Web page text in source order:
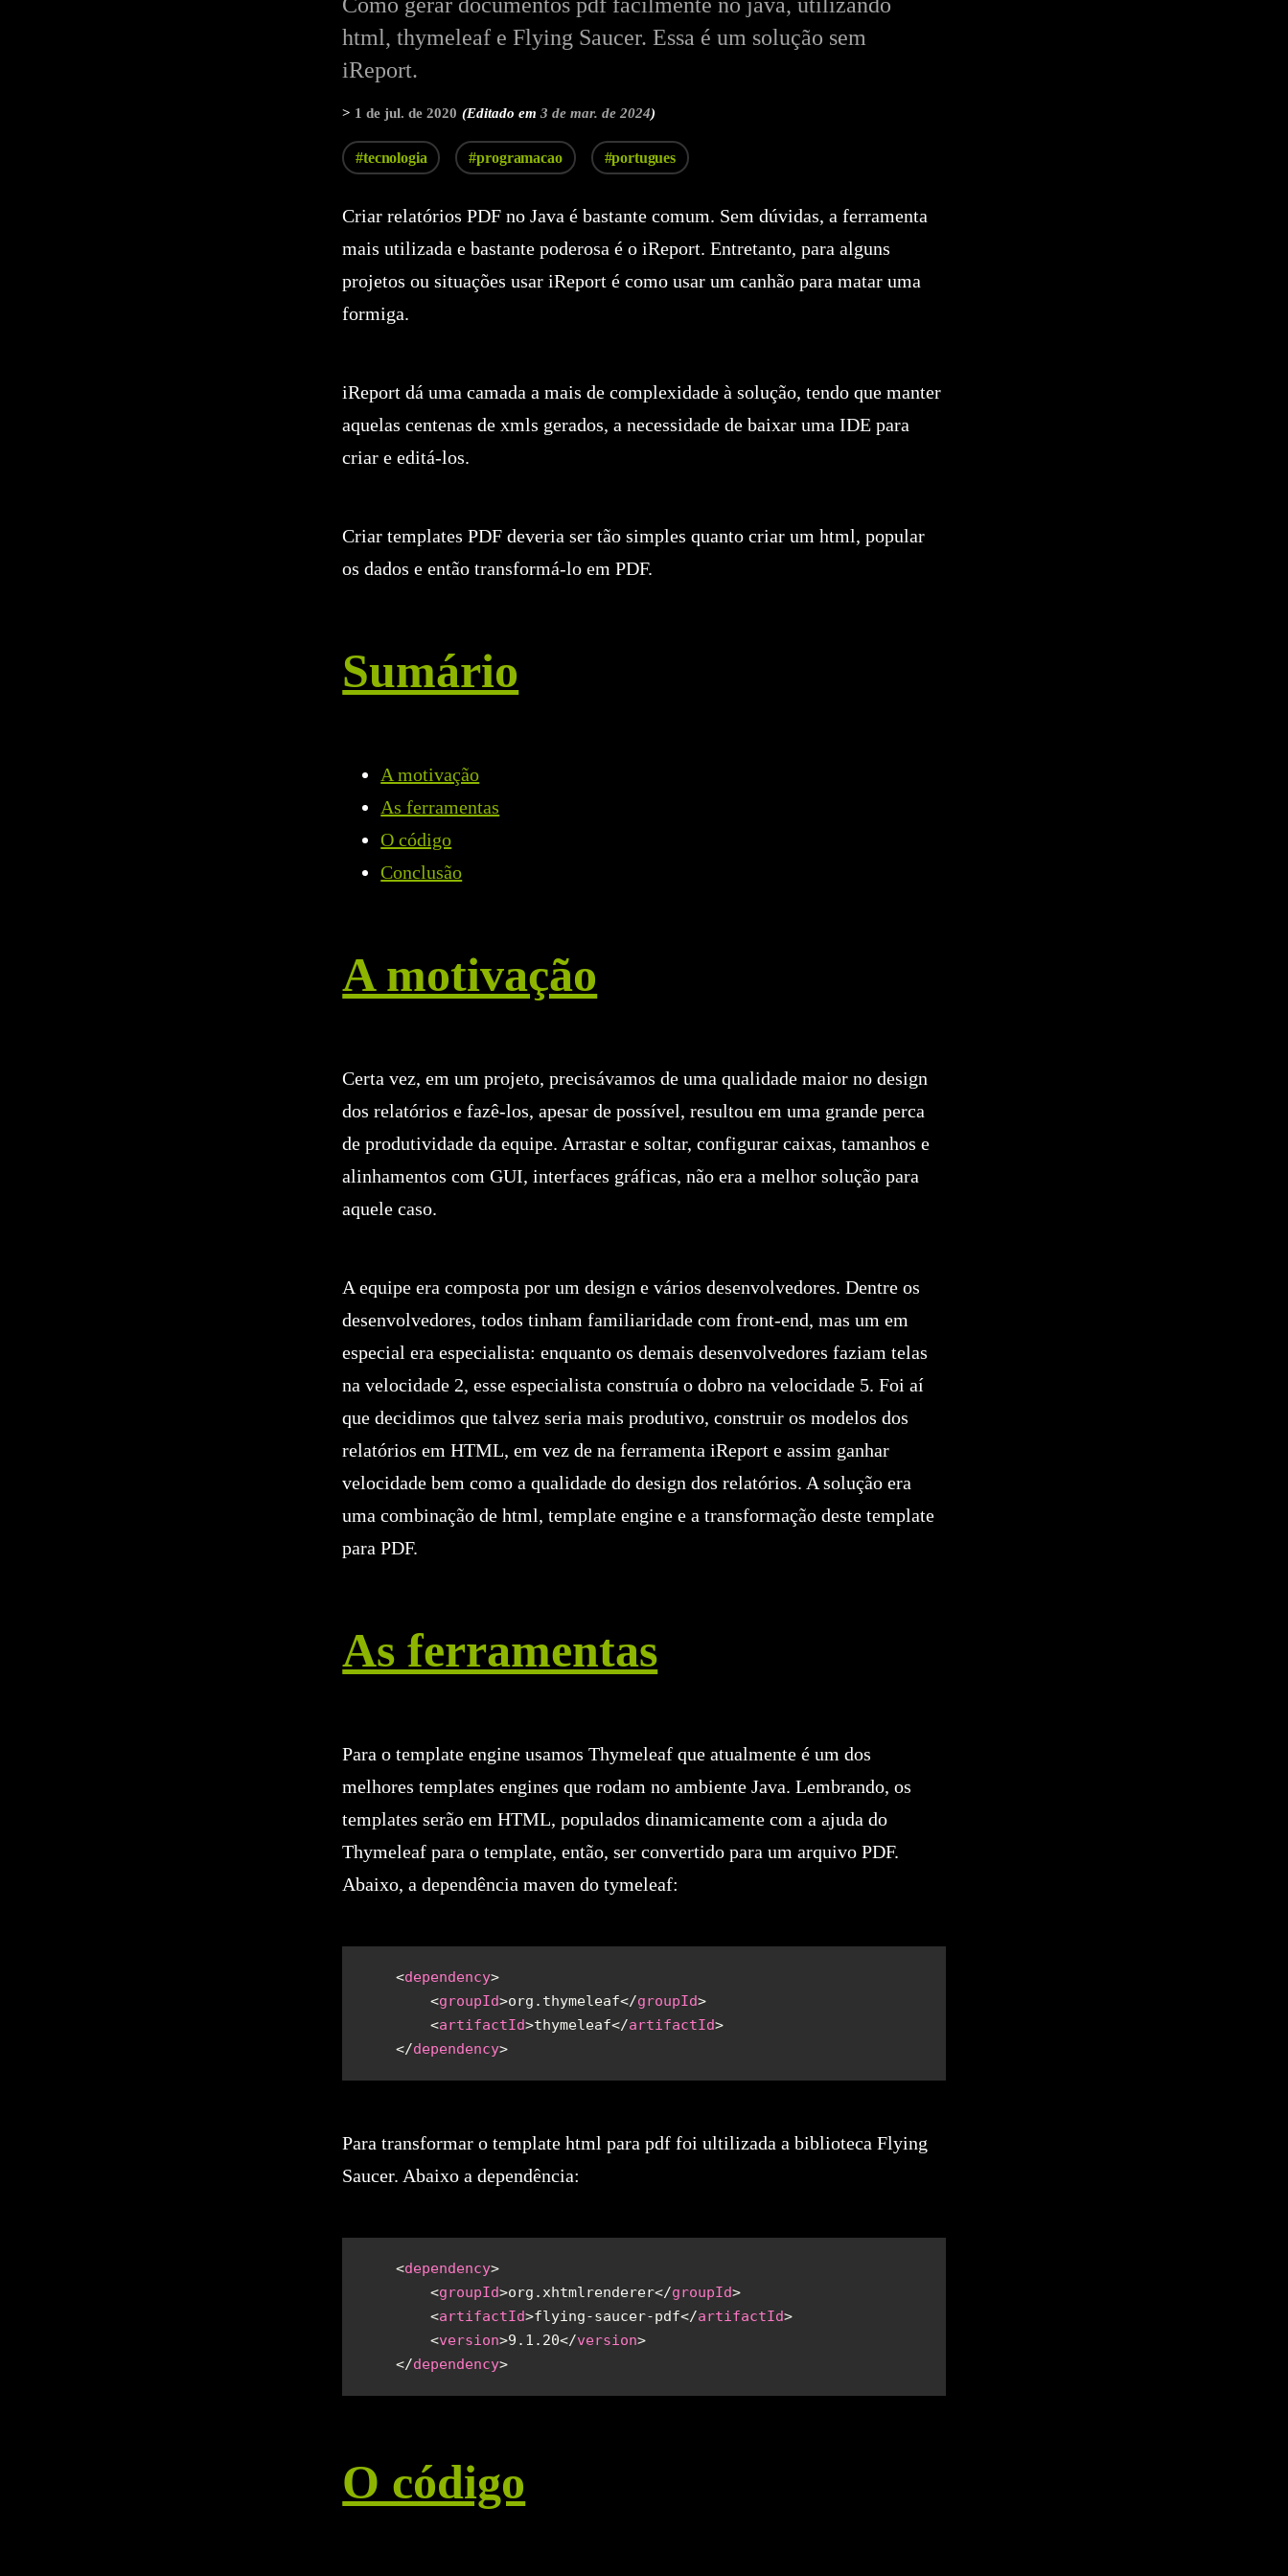
html, thymeleaf e Flying Saucer. Essa é um solução sem
iReport.
> 1 de jul. de 2020 (Editado em3 de mar. de 2024)
#tecnologia #programacao #portugues
Criar relatórios PDF no Java é bastante comum. Sem dúvidas, a ferramenta
mais utilizada e bastante poderosa é o iReport. Entretanto, para alguns
projetos ou situações usar iReport é como usar um canhão para matar uma
formiga.
iReport dá uma camada a mais de complexidade à solução, tendo que manter
aquelas centenas de xmls gerados, a necessidade de baixar uma IDE para
criar e editá-los.
Criar templates PDF deveria ser tão simples quanto criar um html, popular
os dados e então transformá-lo em PDF.
Sumário
A motivação
As ferramentas
O código
Conclusão
A motivação
Certa vez, em um projeto, precisávamos de uma qualidade maior no design
dos relatórios e fazê-los, apesar de possível, resultou em uma grande perca
de produtividade da equipe. Arrastar e soltar, configurar caixas, tamanhos e
alinhamentos com GUI, interfaces gráficas, não era a melhor solução para
aquele caso.
A equipe era composta por um design e vários desenvolvedores. Dentre os
desenvolvedores, todos tinham familiaridade com front-end, mas um em
especial era especialista: enquanto os demais desenvolvedores faziam telas
na velocidade 2, esse especialista construía o dobro na velocidade 5. Foi aí
que decidimos que talvez seria mais produtivo, construir os modelos dos
relatórios em HTML, em vez de na ferramenta iReport e assim ganhar
velocidade bem como a qualidade do design dos relatórios. A solução era
uma combinação de html, template engine e a transformação deste template
para PDF.
As ferramentas
Para o template engine usamos Thymeleaf que atualmente é um dos
melhores templates engines que rodam no ambiente Java. Lembrando, os
templates serão em HTML, populados dinamicamente com a ajuda do
Thymeleaf para o template, então, ser convertido para um arquivo PDF.
Abaixo, a dependência maven do tymeleaf:
    <
dependency
        <
groupId>org.thymeleaf</groupId
        <
artifactId>thymeleaf</artifactId
    </
dependency
Para transformar o template html para pdf foi ultilizada a biblioteca Flying
Saucer. Abaixo a dependência:
    <
dependency
        <
groupId>org.xhtmlrenderer</groupId
        <
artifactId>flying-saucer-pdf</artifactId
        <
version>9.1.20</version
    </
dependency
O código